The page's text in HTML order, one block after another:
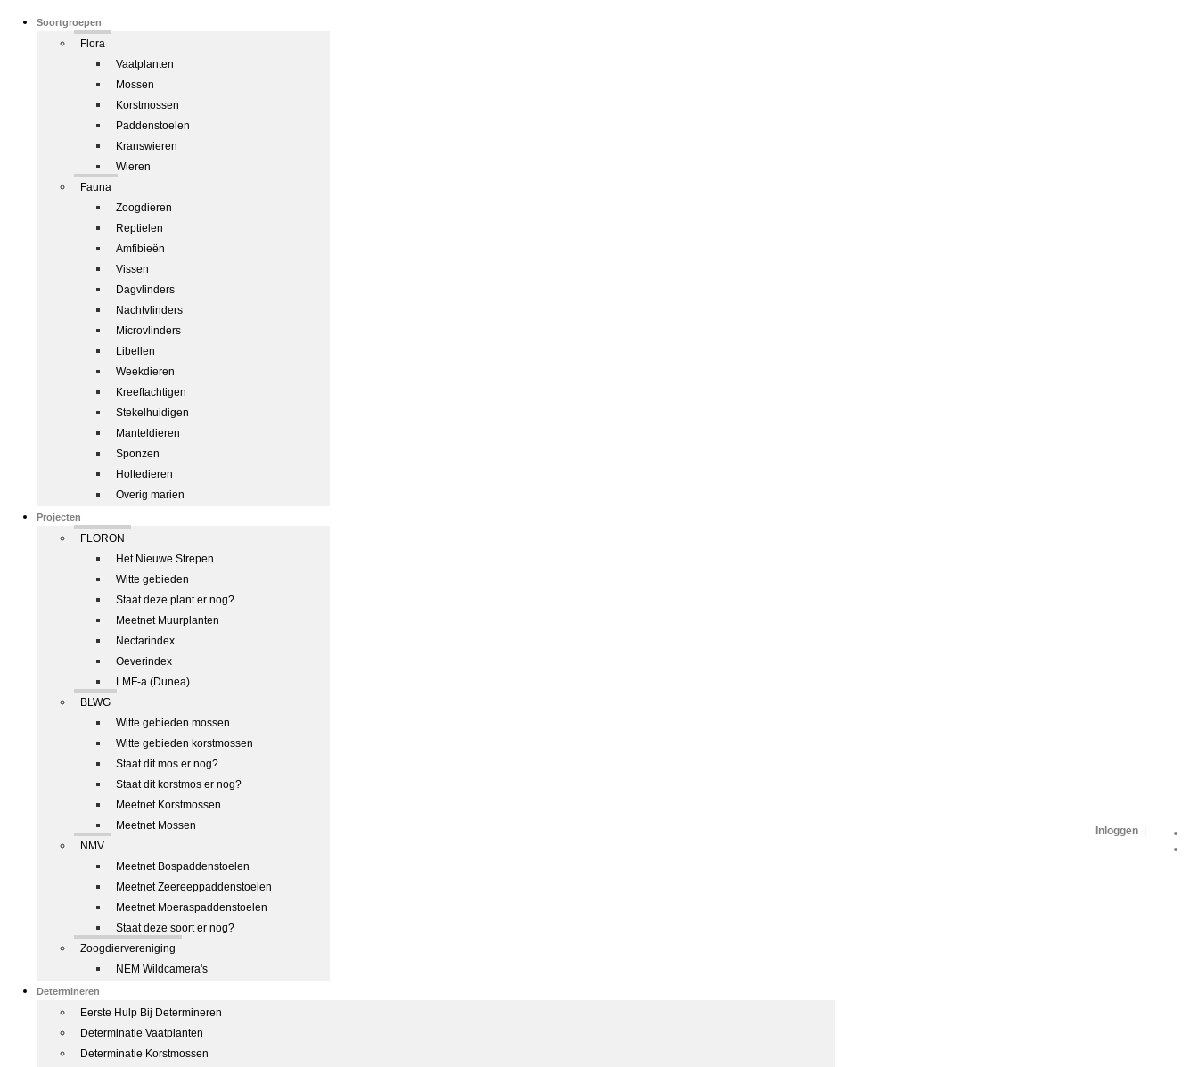
Soortgroepen
Flora
Vaatplanten
Mossen
Korstmossen
Paddenstoelen
Kranswieren
Wieren
Fauna
Zoogdieren
Reptielen
Amfibieën
Vissen
Dagvlinders
Nachtvlinders
Microvlinders
Libellen
Weekdieren
Kreeftachtigen
Stekelhuidigen
Manteldieren
Sponzen
Holtedieren
Overig marien
Projecten
FLORON
Het Nieuwe Strepen
Witte gebieden
Staat deze plant er nog?
Meetnet Muurplanten
Nectarindex
Oeverindex
LMF-a (Dunea)
BLWG
Witte gebieden mossen
Witte gebieden korstmossen
Staat dit mos er nog?
Staat dit korstmos er nog?
Meetnet Korstmossen
Meetnet Mossen
NMV
Meetnet Bospaddenstoelen
Meetnet Zeereeppaddenstoelen
Meetnet Moeraspaddenstoelen
Staat deze soort er nog?
Zoogdiervereniging
NEM Wildcamera's
Determineren
Eerste Hulp Bij Determineren
Determinatie Vaatplanten
Determinatie Korstmossen
Inloggen